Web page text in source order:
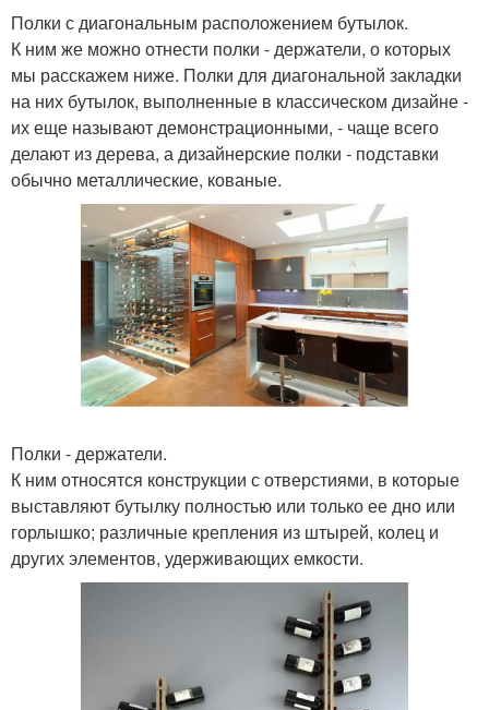
Полки с диагональным расположением бутылок.
К ним же можно отнести полки - держатели, о которых
мы расскажем ниже. Полки для диагональной закладки
на них бутылок, выполненные в классическом дизайне -
их еще называют демонстрационными, - чаще всего
делают из дерева, а дизайнерские полки - подставки
обычно металлические, кованые.
Полки - держатели.
К ним относятся конструкции с отверстиями, в которые
выставляют бутылку полностью или только ее дно или
горлышко; различные крепления из штырей, колец и
других элементов, удерживающих емкости.